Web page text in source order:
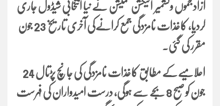
آزاد جموں وکشمیر الیکشن کمیشن نے نیا انتخابی شیڈول جاری
کردیا، کاغذات نامزدگی جمع کرانےکی آخری تاریخ 23 جون
مقرر کی گئی۔
اعلامیےکے مطابق کاغذات نامزدگی کی جانچ پڑتال 24
جون کو صبح 8 بجے سے ہوگی، درست امیدواران کی فہرست